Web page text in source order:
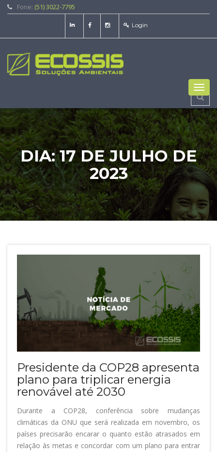
Fone: (51) 3022-7795
Login
DIA:17 DE JULHO DE
2023
Presidente da COP28 apresenta
plano para triplicar energia
renovável até 2030
Durante a COP28, conferência sobre mudanças
climáticas da ONU que será realizada em novembro, os
países precisarão encarar o quanto estão atrasados em
relação às metas e concordar com um plano para entrar